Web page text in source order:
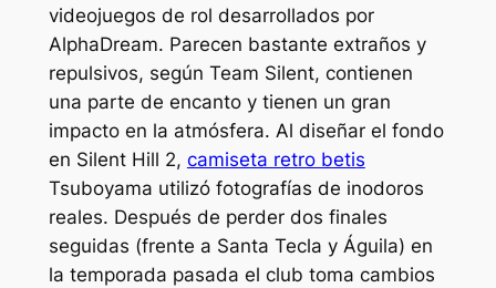
videojuegos de rol desarrollados por
AlphaDream. Parecen bastante extraños y
repulsivos, según Team Silent, contienen
una parte de encanto y tienen un gran
impacto en la atmósfera. Al diseñar el fondo
en Silent Hill 2, camiseta retro betis
Tsuboyama utilizó fotografías de inodoros
reales. Después de perder dos finales
seguidas (frente a Santa Tecla y Águila) en
la temporada pasada el club toma cambios